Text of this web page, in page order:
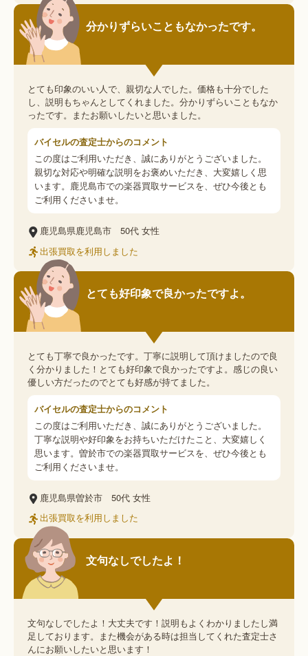
分かりずらいこともなかったです。
とても印象のいい人で、親切な人でした。価格も十分でした
し、説明もちゃんとしてくれました。分かりずらいこともなか
ったです。またお願いしたいと思いました。
バイセルの査定士からのコメント
この度はご利用いただき、誠にありがとうございました。
親切な対応や明確な説明をお褒めいただき、大変嬉しく思
います。鹿児島市での楽器買取サービスを、ぜひ今後とも
ご利用くださいませ。
鹿児島県鹿児島市 50代 女性
出張買取を利用しました
とても好印象で良かったですよ。
とても丁寧で良かったです。丁寧に説明して頂けましたので良
く分かりました！とても好印象で良かったですよ。感じの良い
優しい方だったのでとても好感が持てました。
バイセルの査定士からのコメント
この度はご利用いただき、誠にありがとうございました。
丁寧な説明や好印象をお持ちいただけたこと、大変嬉しく
思います。曽於市での楽器買取サービスを、ぜひ今後とも
ご利用くださいませ。
鹿児島県曽於市 50代 女性
出張買取を利用しました
文句なしでしたよ！
文句なしでしたよ！大丈夫です！説明もよくわかりましたし満
足しております。また機会がある時は担当してくれた査定士さ
んにお願いしたいと思います！